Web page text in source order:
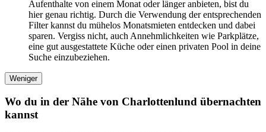
Aufenthalte von einem Monat oder länger anbieten, bist du
hier genau richtig. Durch die Verwendung der entsprechenden
Filter kannst du mühelos Monatsmieten entdecken und dabei
sparen. Vergiss nicht, auch Annehmlichkeiten wie Parkplätze,
eine gut ausgestattete Küche oder einen privaten Pool in deine
Suche einzubeziehen.
Weniger
Wo du in der Nähe von Charlottenlund übernachten
kannst